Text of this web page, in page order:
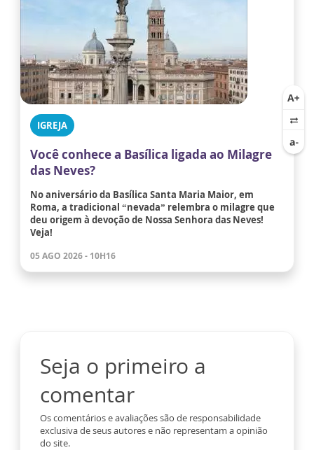
IGREJA
Você conhece a Basílica ligada ao Milagre
das Neves?
No aniversário da Basílica Santa Maria Maior, em
Roma, a tradicional “nevada” relembra o milagre que
deu origem à devoção de Nossa Senhora das Neves!
Veja!
05 AGO 2026 - 10H16
Seja o primeiro a
comentar
Os comentários e avaliações são de responsabilidade
exclusiva de seus autores e não representam a opinião
do site.